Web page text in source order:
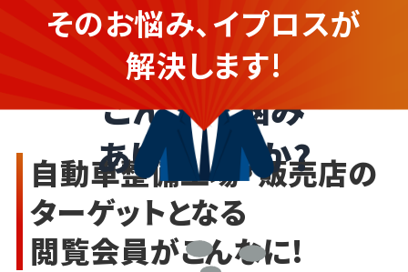
自動車整備工場・販売店の企業
さま
こんなお悩み
ありませんか?
運用に不安がある
そのお悩み、イプロスが
解決します!
自動車整備工場・販売店の
ターゲットとなる
閲覧会員がこんなに!